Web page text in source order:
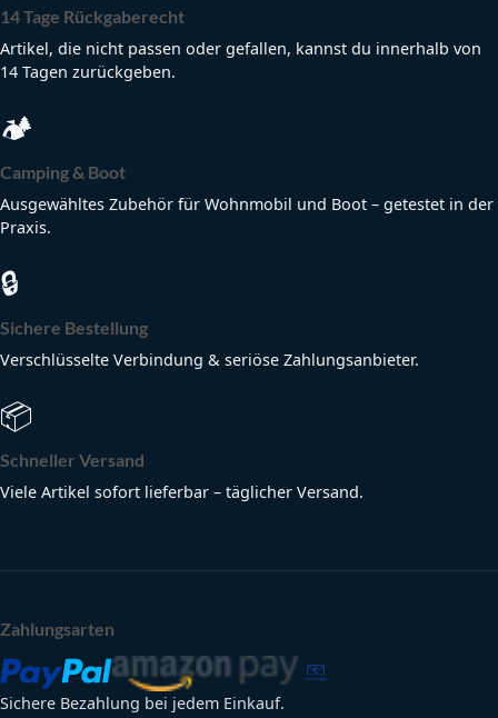
14 Tage Rückgaberecht
Artikel, die nicht passen oder gefallen, kannst du innerhalb von
14 Tagen zurückgeben.
🏕
Camping & Boot
Ausgewähltes Zubehör für Wohnmobil und Boot – getestet in der
Praxis.
🔒
Sichere Bestellung
Verschlüsselte Verbindung & seriöse Zahlungsanbieter.
📦
Schneller Versand
Viele Artikel sofort lieferbar – täglicher Versand.
Zahlungsarten
Sichere Bezahlung bei jedem Einkauf.